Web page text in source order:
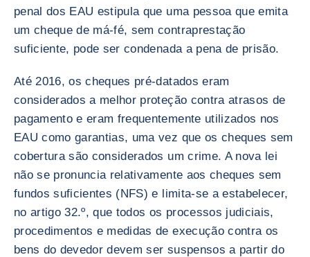
penal dos EAU estipula que uma pessoa que emita
um cheque de má-fé, sem contraprestação
suficiente, pode ser condenada a pena de prisão.
Até 2016, os cheques pré-datados eram
considerados a melhor proteção contra atrasos de
pagamento e eram frequentemente utilizados nos
EAU como garantias, uma vez que os cheques sem
cobertura são considerados um crime. A nova lei
não se pronuncia relativamente aos cheques sem
fundos suficientes (NFS) e limita-se a estabelecer,
no artigo 32.º, que todos os processos judiciais,
procedimentos e medidas de execução contra os
bens do devedor devem ser suspensos a partir do